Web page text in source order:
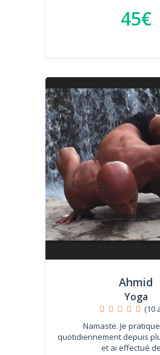
45€
Ahmid
Yoga
(10
Namaste. Je
quotidiennement depuis
et ai effectué